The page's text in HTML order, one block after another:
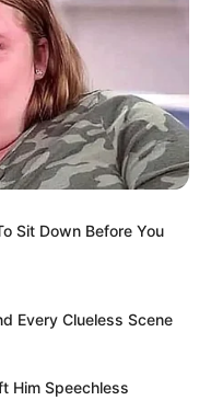
Sit Down Before You
Every Clueless Scene
Him Speechless